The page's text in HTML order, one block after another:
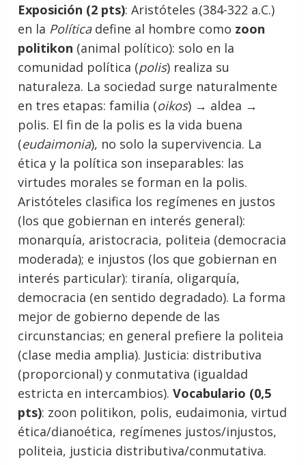
Exposición (2 pts): Aristóteles (384-322 a.C.)
en la Políticadefine al hombre como zoon
politikon (animal político): solo en la
comunidad política (polis) realiza su
naturaleza. La sociedad surge naturalmente
en tres etapas: familia (oikos) → aldea →
polis. El fin de la polis es la vida buena
(eudaimonia), no solo la supervivencia. La
ética y la política son inseparables: las
virtudes morales se forman en la polis.
Aristóteles clasifica los regímenes en justos
(los que gobiernan en interés general):
monarquía, aristocracia, politeia (democracia
moderada); e injustos (los que gobiernan en
interés particular): tiranía, oligarquía,
democracia (en sentido degradado). La forma
mejor de gobierno depende de las
circunstancias; en general prefiere la politeia
(clase media amplia). Justicia: distributiva
(proporcional) y conmutativa (igualdad
estricta en intercambios).Vocabulario (0,5
pts): zoon politikon, polis, eudaimonia, virtud
ética/dianoética, regímenes justos/injustos,
politeia, justicia distributiva/conmutativa.